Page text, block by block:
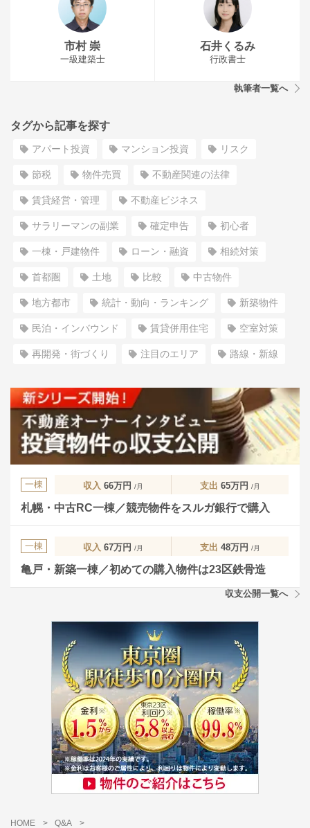
市村 崇
一級建築士
石井くるみ
行政書士
執筆者一覧へ
タグから記事を探す
アパート投資 マンション投資 リスク
節税 物件売買 不動産関連の法律
賃貸経営・管理 不動産ビジネス
サラリーマンの副業 確定申告 初心者
一棟・戸建物件 ローン・融資 相続対策
首都圏 土地 比較 中古物件
地方都市 統計・動向・ランキング 新築物件
民泊・インバウンド 賃貸併用住宅 空室対策
再開発・街づくり 注目のエリア 路線・新線
一棟 収入 66万円 /月 支出 65万円 /月
札幌・中古RC一棟／競売物件をスルガ銀行で購入
一棟 収入 67万円 /月 支出 48万円 /月
亀戸・新築一棟／初めての購入物件は23区鉄骨造
収支公開一覧へ
HOME > Q&A >